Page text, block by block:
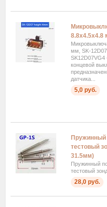
8.8x4.5x4.8
мм, SK-
концевой
датчика...
5,0 руб.
Пружинный
тестовый
31.5мм)
Пружинный
тестовый
28,0 руб.